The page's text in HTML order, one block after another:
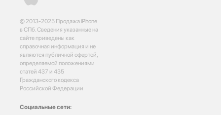
© 2013-2025 Продажа iPhone
в СПб. Сведения указанные на
сайте приведены как
справочная информация и не
являются публичной офертой,
определяемой положениями
статей 437 и 435
Гражданского кодекса
Российской Федерации
Социальные сети: